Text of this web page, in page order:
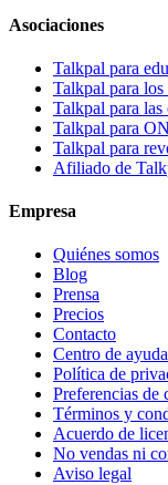
Asociaciones
Talkpal para
Talkpal para los
Talkpal para las
Talkpal para
Talkpal para
Afiliado de
Empresa
Quiénes somos
Blog
Prensa
Precios
Contacto
Centro de ayuda
Política de
Preferencias de
Términos y
Acuerdo de
No vendas ni
Aviso legal